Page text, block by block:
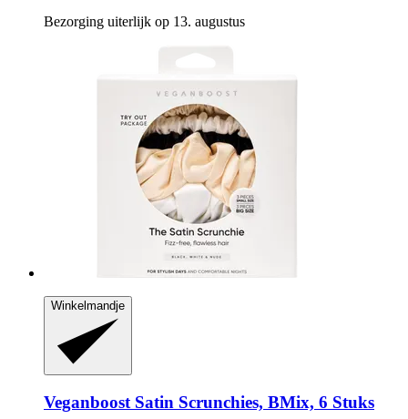
Bezorging uiterlijk op 13. augustus
Winkelmandje
Veganboost Satin Scrunchies, BMix, 6 Stuks